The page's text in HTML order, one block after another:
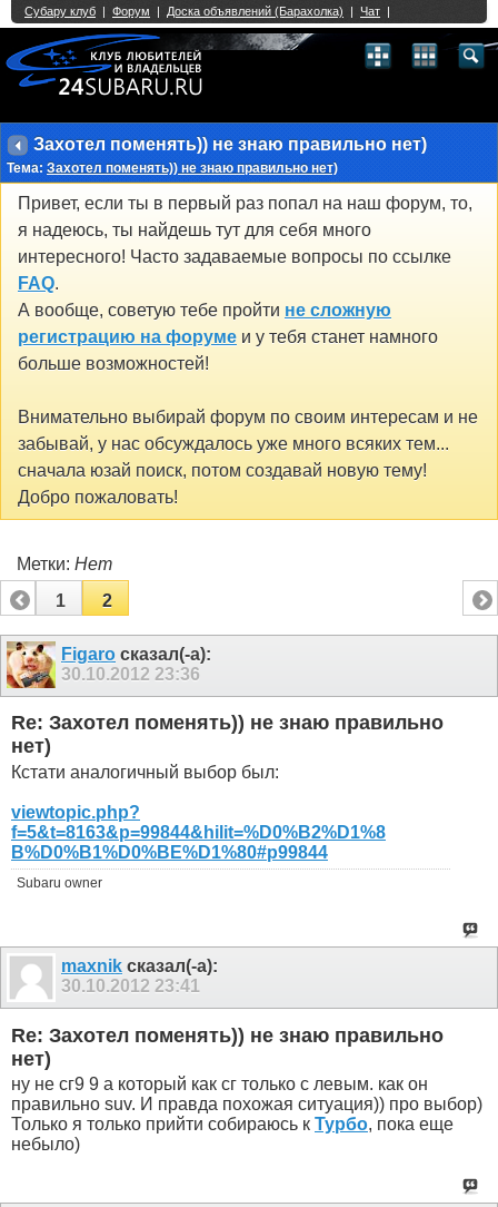
Захотел поменять)) не знаю правильно нет)
Тема: Захотел поменять)) не знаю правильно нет)
Привет, если ты в первый раз попал на наш форум, то,
я надеюсь, ты найдешь тут для себя много
интересного! Часто задаваемые вопросы по ссылке
FAQ.
А вообще, советую тебе пройти не сложную
регистрацию на форуме и у тебя станет намного
больше возможностей!
Внимательно выбирай форум по своим интересам и не
забывай, у нас обсуждалось уже много всяких тем...
сначала юзай поиск, потом создавай новую тему!
Добро пожаловать!
Метки: Нет
1
2
Figaro сказал(-а):
30.10.2012 23:36
Re: Захотел поменять)) не знаю правильно
нет)
Кстати аналогичный выбор был:
viewtopic.php?
f=5&t=8163&p=99844&hilit=%D0%B2%D1%8
B%D0%B1%D0%BE%D1%80#p99844
Subaru owner
maxnik сказал(-а):
30.10.2012 23:41
Re: Захотел поменять)) не знаю правильно
нет)
ну не сг9 9 а который как сг только с левым. как он
правильно suv. И правда похожая ситуация)) про выбор)
Только я только прийти собираюсь к Турбо, пока еще
небыло)
Single Sign On provided byvBSSO
2 3 4 5 6 7 8 9 10 11 12 13 14 15 16 17 18 21 22 23 24 25 26
27 28 29 30 31 32 33 40 41 42 43